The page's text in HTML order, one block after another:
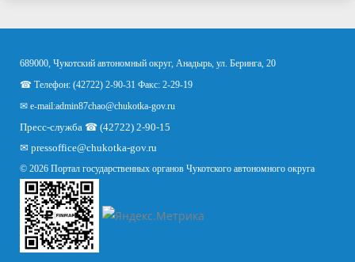
689000, Чукотский автономный округ, Анадырь, ул. Беринга, 20
☎ Телефон: (42722) 2-90-31 Факс: 2-29-19
✉ e-mail:admin87chao@chukotka-gov.ru
Пресс-служба ☎ (42722) 2-90-15
✉ pressoffice@chukotka-gov.ru
© 2026 Портал государственных органов Чукотского автономного округа